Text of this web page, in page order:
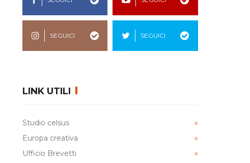
SEGUICI SEGUICI
LINK UTILI
Studio celsus
Europa creativa
Ufficio Brevetti